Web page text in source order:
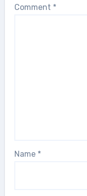
Comment *
Name *